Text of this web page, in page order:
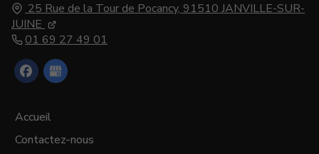
25 Rue de la Tour de Pocancy, 91510 JANVILLE-SUR-
JUINE
01 69 27 49 01
Accueil
Contactez-nous